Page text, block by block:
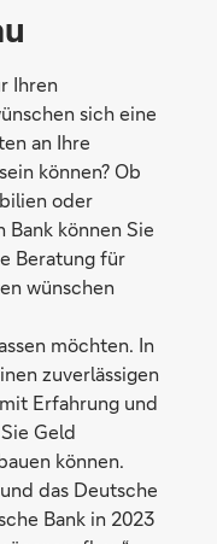
Ihren
sich eine
an Ihre
können? Ob
oder
Bank können Sie
Beratung für
wünschen
möchten. In
zuverlässigen
Erfahrung und
Geld
können.
das Deutsche
Bank in 2023